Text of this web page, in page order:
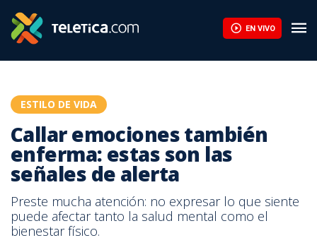
EN VIVO
ESTILO DE VIDA
Callar emociones también
enferma: estas son las
señales de alerta
Preste mucha atención: no expresar lo que siente
puede afectar tanto la salud mental como el
bienestar físico.